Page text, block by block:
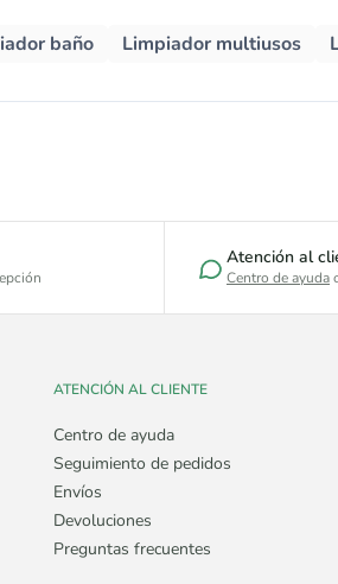
baño Limpiador multiusos
Atención al
Centro de ayuda
ATENCIÓN AL CLIENTE
Centro de ayuda
Seguimiento de pedidos
Envíos
Devoluciones
Preguntas frecuentes